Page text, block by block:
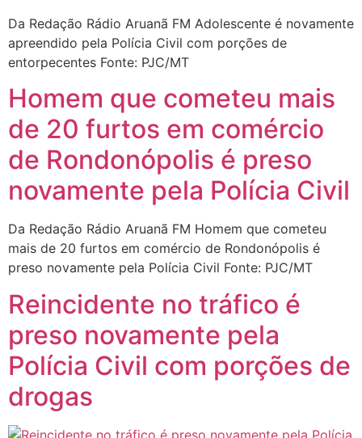
Da Redação Rádio Aruanã FM Adolescente é novamente
apreendido pela Polícia Civil com porções de
entorpecentes Fonte: PJC/MT
Homem que cometeu mais
de 20 furtos em comércio
de Rondonópolis é preso
novamente pela Polícia Civil
Da Redação Rádio Aruanã FM Homem que cometeu
mais de 20 furtos em comércio de Rondonópolis é
preso novamente pela Polícia Civil Fonte: PJC/MT
Reincidente no tráfico é
preso novamente pela
Polícia Civil com porções de
drogas